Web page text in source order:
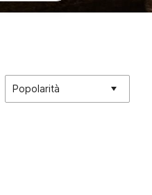
Popolarità